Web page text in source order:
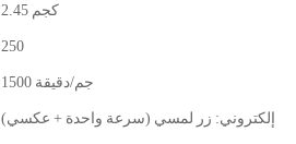
2.45 كجم
250
1500 جم/دقيقة
إلكتروني: زر لمسي (سرعة واحدة + عكسي)